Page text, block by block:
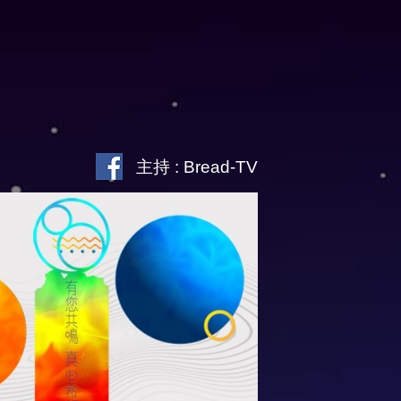
主持 : Bread-TV